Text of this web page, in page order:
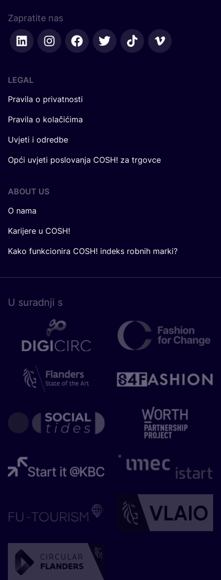
Zapratite nas
LEGAL
Pravila o privatnosti
Pravila o kolačićima
Uvjeti i odredbe
Opći uvjeti poslovanja COSH! za trgovce
ABOUT US
O nama
Karijere u COSH!
Kako funkcionira COSH! indeks robnih marki?
U surad­nji s